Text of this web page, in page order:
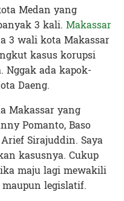
Medan yang
3 kali. Makassar
3 wali kota Makassar
kasus korupsi
Nggak ada kapok-
Daeng.
Makassar yang
Pomanto, Baso
Sirajuddin. Saya
kasusnya. Cukup
maju lagi mewakili
legislatif.